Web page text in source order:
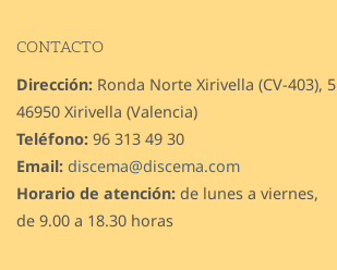
CONTACTO
Dirección: Ronda Norte Xirivella (CV-403), 5
46950 Xirivella (Valencia)
Teléfono: 96 313 49 30
Email: discema@discema.com
Horario de atención: de lunes a viernes,
de 9.00 a 18.30 horas